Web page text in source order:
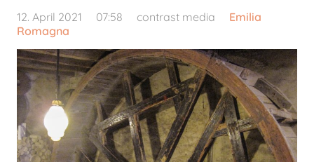
12. April 2021 07:58 contrast media
Emilia
Romagna